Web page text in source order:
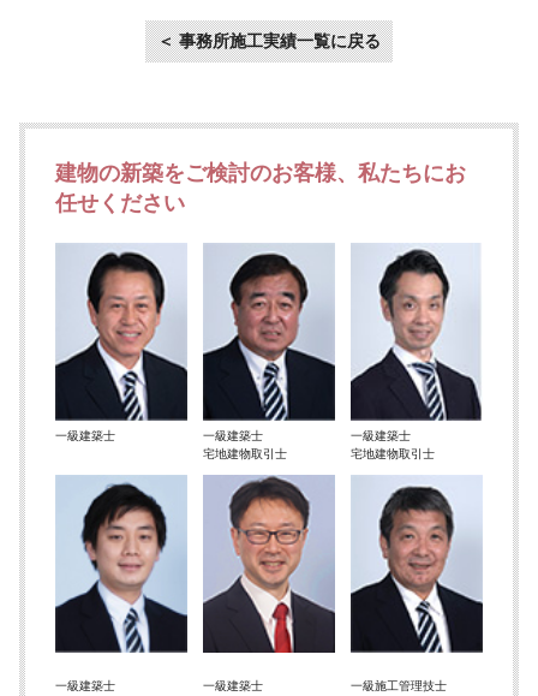
＜ 事務所施工実績一覧に戻る
建物の新築をご検討のお客様、私たちにお
任せください
一級建築士
一級建築士
宅地建物取引士
一級建築士
宅地建物取引士
一級建築士 一級建築士 一級施工管理技士